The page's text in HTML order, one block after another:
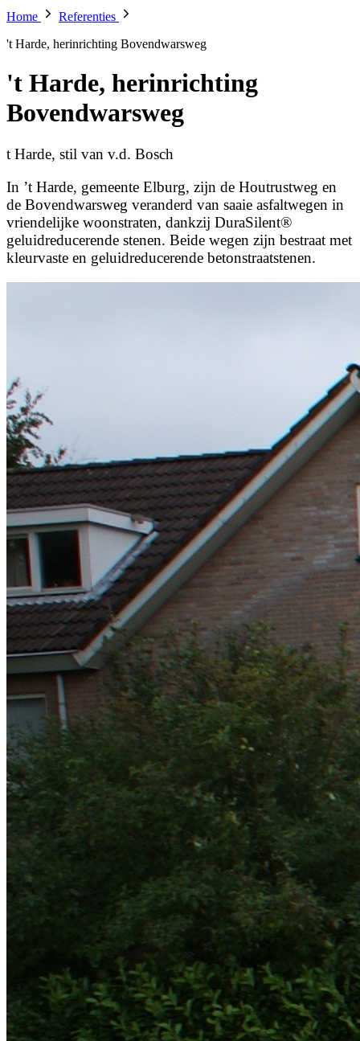
Home
Referenties
't Harde, herinrichting Bovendwarsweg
't Harde, herinrichting
Bovendwarsweg
t Harde, stil van v.d. Bosch
In ’t Harde, gemeente Elburg, zijn de Houtrustweg en
de Bovendwarsweg veranderd van saaie asfaltwegen in
vriendelijke woonstraten, dankzij DuraSilent®
geluidreducerende stenen. Beide wegen zijn bestraat met
kleurvaste en geluidreducerende betonstraatstenen.